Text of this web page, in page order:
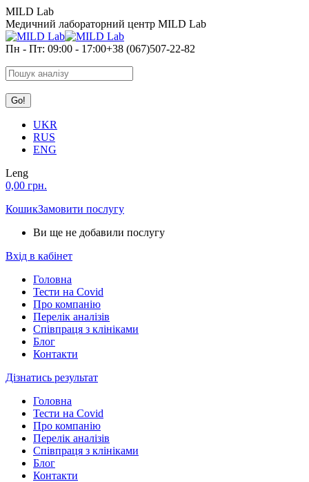
Skip
to
content
MILD Lab
Медичний лабораторний центр MILD Lab
Пн - Пт: 09:00 - 17:00+38 (067)507-22-82
Search:
UKR
RUS
ENG
Leng
0,00 грн.
КошикЗамовити послугу
Ви ще не добавили послугу
Вхід в кабінет
Головна
Тести на Covid
Про компанію
Перелік аналізів
Співпраця з клініками
Блог
Контакти
Дізнатись результат
Головна
Тести на Covid
Про компанію
Перелік аналізів
Співпраця з клініками
Блог
Контакти